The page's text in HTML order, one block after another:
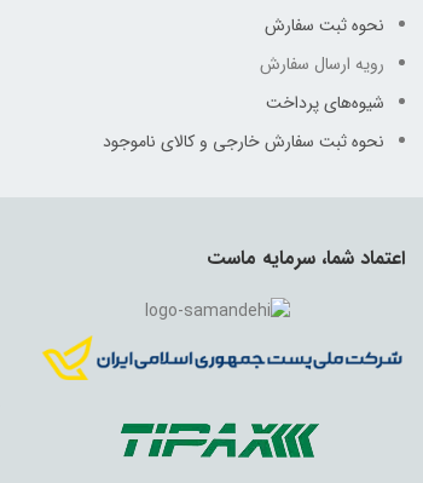
نحوه ثبت سفارش
رویه ارسال سفارش
شیوه‌های پرداخت
نحوه ثبت سفارش خارجی و کالای ناموجود
اعتماد شما، سرمایه ماست